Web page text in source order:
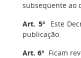
subseqüente ao
Art. 5ºEste
publicação.
Art. 6º Ficam